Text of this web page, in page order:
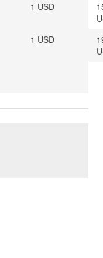
1 USD
1 USD